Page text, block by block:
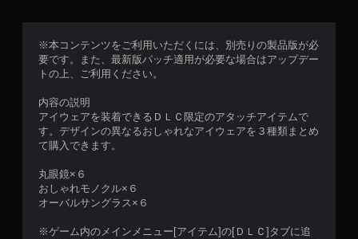
※本コンテンツをご利用いただくには、別売りの製品版が必
要です。また、最新版パッチ適用が必要な場合はアップデー
トの上、ご利用ください。
内容の説明
アイウェアを装着できるＤＬＣ限定のアタッチアイテムで
す。デザインの異なるおしゃれなアイウェアを３種類まとめ
て購入できます。
丸眼鏡×６
おしゃれモノクル×６
オーバルサングラス×６
※ゲーム内のメインメニュー[アイテム]の[ＤＬＣ]タブに追